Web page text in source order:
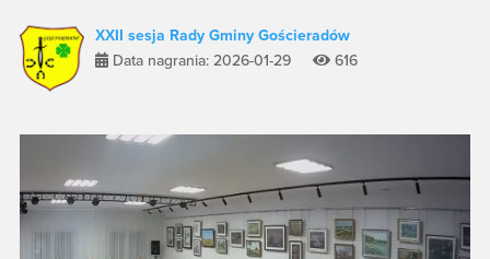
XXII sesja Rady Gminy Gościeradów
Data nagrania: 2026-01-29
616